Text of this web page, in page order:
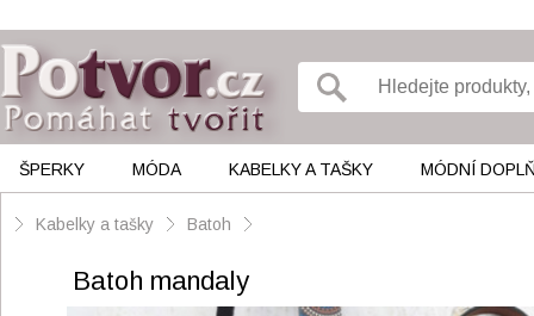
ŠPERKY MÓDA KABELKY A TAŠKY MÓDNÍ
Kabelky a tašky Batoh
Batoh mandaly